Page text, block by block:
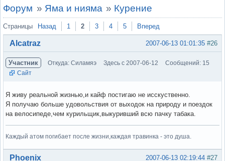
Форум » Яма и нияма » Курение
Страницы Назад 1 2 3 4 5 Вперед
#26
2007-06-13 01:01:35
Alcatraz
Участник Откуда: Силамяэ Здесь с 2007-06-12
Сообщений: 15
Сайт
Я живу реальной жизнью,и кайф постигаю не исскуственно.
Я получаю больше удовольствия от выходок на природу и поездок
на велосипеде,чем курильщик,выкуривший всю пачку табака.
Каждый атом погибает после жизни,каждая травинка - это душа.
Вне форума #27
2007-06-13 02:19:44
Phoenix